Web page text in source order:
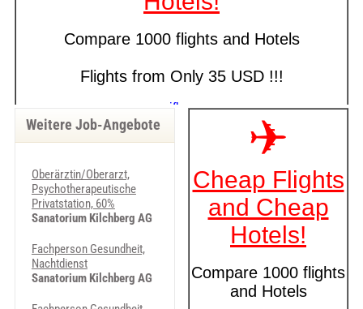
Weitere Job-Angebote
Oberärztin/Oberarzt,
Psychotherapeutische
Privatstation, 60%
Sanatorium Kilchberg AG
Fachperson Gesundheit,
Nachtdienst
Sanatorium Kilchberg AG